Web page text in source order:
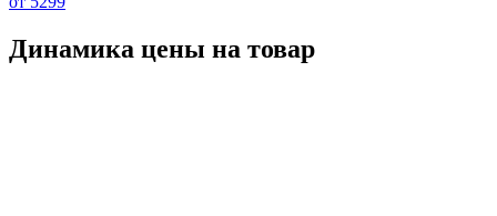
Динамика цены на товар